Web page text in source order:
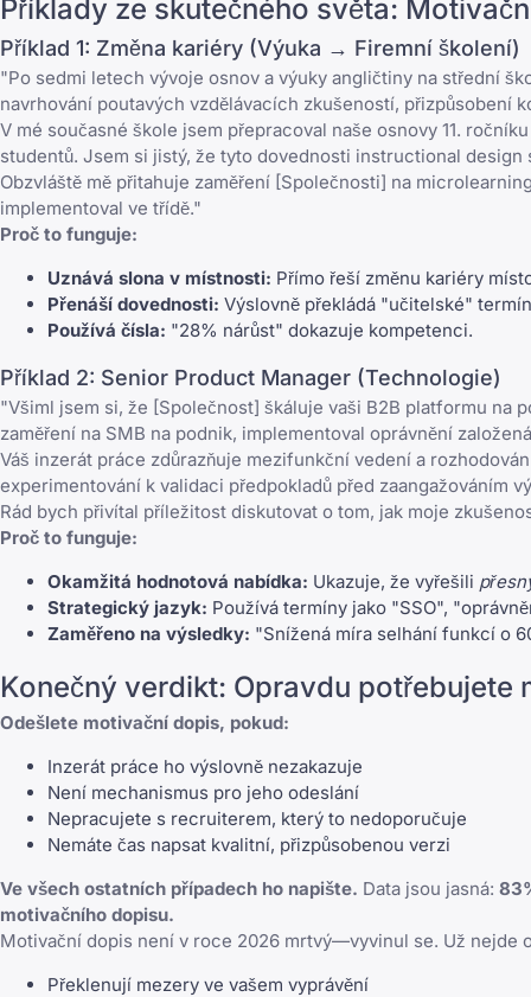
Příklady ze skutečného světa:
Příklad 1: Změna kariéry (Výuka → Firemní školení)
"Po sedmi letech vývoje osnov a výuky angličtiny na střední
navrhování poutavých vzdělávacích zkušeností, přizpůsobení
V mé současné škole jsem přepracoval naše osnovy 11.
studentů. Jsem si jistý, že tyto dovednosti instructional
Obzvláště mě přitahuje zaměření [Společnosti] na
implementoval ve třídě."
Proč to funguje:
Uznává slona v místnosti: Přímo řeší změnu kariéry
Přenáší dovednosti: Výslovně překládá "učitelské"
Používá čísla: "28% nárůst" dokazuje kompetenci.
Příklad 2: Senior Product Manager (Technologie)
"Všiml jsem si, že [Společnost] škáluje vaši B2B platformu
zaměření na SMB na podnik, implementoval oprávnění
Váš inzerát práce zdůrazňuje mezifunkční vedení a
experimentování k validaci předpokladů před
Rád bych přivítal příležitost diskutovat o tom, jak moje
Proč to funguje:
Okamžitá hodnotová nabídka: Ukazuje, že vyřešili
Strategický jazyk: Používá termíny jako "SSO",
Zaměřeno na výsledky: "Snížená míra selhání funkcí o
Konečný verdikt: Opravdu potřebujete
Odešlete motivační dopis, pokud:
Inzerát práce ho výslovně nezakazuje
Není mechanismus pro jeho odeslání
Nepracujete s recruiterem, který to nedoporučuje
Nemáte čas napsat kvalitní, přizpůsobenou verzi
Ve všech ostatních případech ho napište. Data jsou jasná:
motivačního dopisu.
Motivační dopis není v roce 2026 mrtvý—vyvinul se. Už nejde
Překlenují mezery ve vašem vyprávění